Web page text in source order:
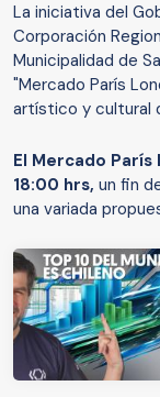
La iniciativa del
Corporación
Municipalidad de
"Mercado París
artístico y cultural
El Mercado
18:00 hrs, un fin
una variada